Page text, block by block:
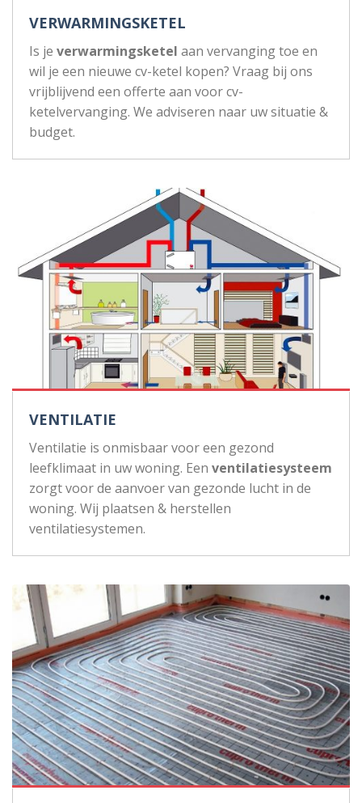
VERWARMINGSKETEL
Is je verwarmingsketel aan vervanging toe en
wil je een nieuwe cv-ketel kopen? Vraag bij ons
vrijblijvend een offerte aan voor cv-
ketelvervanging. We adviseren naar uw situatie &
budget.
VENTILATIE
Ventilatie is onmisbaar voor een gezond
leefklimaat in uw woning. Een ventilatiesysteem
zorgt voor de aanvoer van gezonde lucht in de
woning. Wij plaatsen & herstellen
ventilatiesystemen.